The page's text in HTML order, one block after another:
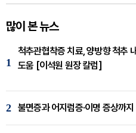
많이 본 뉴스
1
척추관협착증 치료, 양방향 척추
도움 [이석원 원장 칼럼]
2